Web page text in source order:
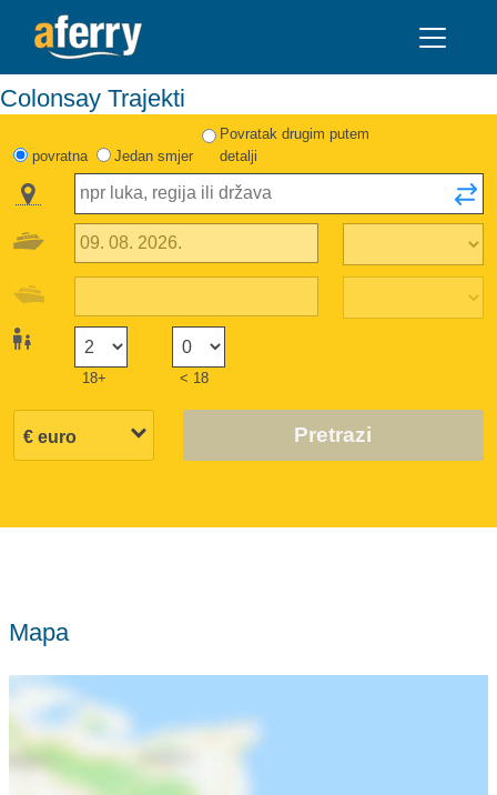
Colonsay Trajekti
povratna Jedan smjer
Povratak drugim putem
detalji
18+ < 18
Pretrazi
Mapa